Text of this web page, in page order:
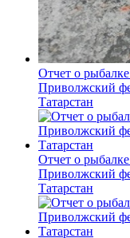
Отчет о
Приволжский
Татарстан
Отчет о
Приволжский
Татарстан